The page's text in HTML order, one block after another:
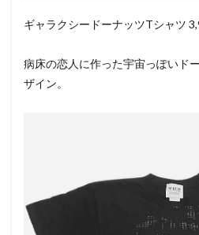
ギャラクシードーナッツTシャツ
病床の恋人に作った宇宙っぽいド
ザイン。